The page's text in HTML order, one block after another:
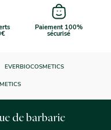
Paiement 100%
sécurisé
EVERBIOCOSMETICS
de barbarie